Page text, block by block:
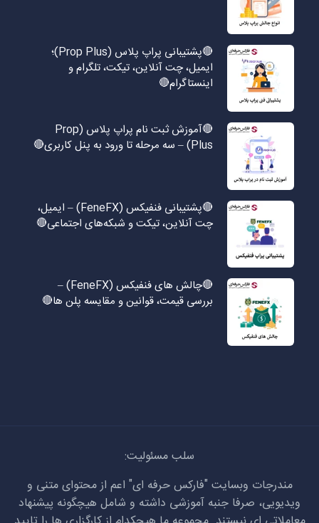
🔴پشتیبانی پراپ پلاس (Prop Plus)؛
ایمیل، چت آنلاین، تیکت، تلگرام و
اینستاگرام🔴
🔴آموزش ثبت نام پراپ پلاس (Prop
Plus) – سه مرحله تا ورود به پنل کاربری🔴
🔴پشتیبانی فنفیکس (FeneFX) – ایمیل،
چت آنلاین، تیکت و شبکه‌های اجتماعی🔴
🔴چالش های فنفیکس (FeneFX) –
بررسی قیمت، قوانین و مقایسه پلن ها🔴
سلب مسئولیت:
مندرجات وبسایت "فارکس حرفه ای" اعم از محتوای متنی و
ویدیویی، صرفا جنبه آموزشی داشته و شامل هیچگونه پیشنهاد